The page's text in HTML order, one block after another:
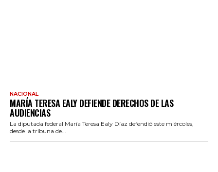
NACIONAL
MARÍA TERESA EALY DEFIENDE DERECHOS DE LAS
AUDIENCIAS
La diputada federal María Teresa Ealy Díaz defendió este miércoles,
desde la tribuna de...